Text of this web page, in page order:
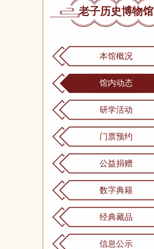
老子历史博物馆
本馆概况
馆内动态
研学活动
门票预约
公益捐赠
数字典籍
经典藏品
信息公示